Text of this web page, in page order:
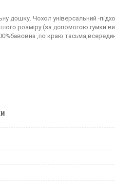
дошку. Чохол універсальний -
розміру (за допомогою гумки
,по краю